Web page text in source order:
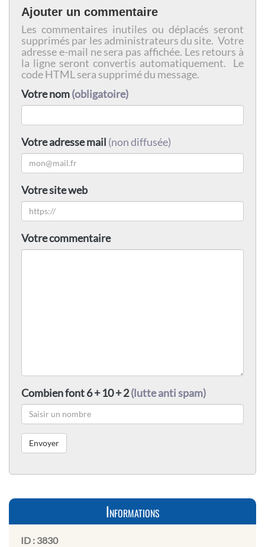
Ajouter un commentaire
Les commentaires inutiles ou déplacés seront
supprimés par les administrateurs du site. Votre
adresse e-mail ne sera pas affichée. Les retours à
la ligne seront convertis automatiquement. Le
code HTML sera supprimé du message.
Votre nom(obligatoire)
Votre adresse mail (non diffusée)
Votre site web
Votre commentaire
Combien font 6 + 10 + 2(lutte anti spam)
Informations
ID : 3830